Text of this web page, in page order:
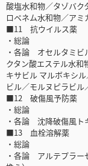
酸塩水和物／タゾバク
ロペネム水和物／ア
■11 抗ウイルス薬
・総論
・各論 オセルタミビ
クタン酸エステル水
キサビル マルボキシ
ビル／モルヌピラビ
■12 破傷風予防薬
・総論
・各論 沈降破傷風ト
■13 血栓溶解薬
・総論
・各論 アルテプラー